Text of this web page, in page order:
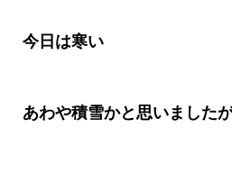
今日は寒い
あわや積雪かと思いました